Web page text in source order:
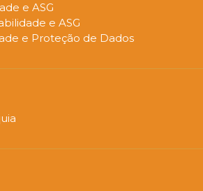
e ASG
e ASG
e Proteção de Dados